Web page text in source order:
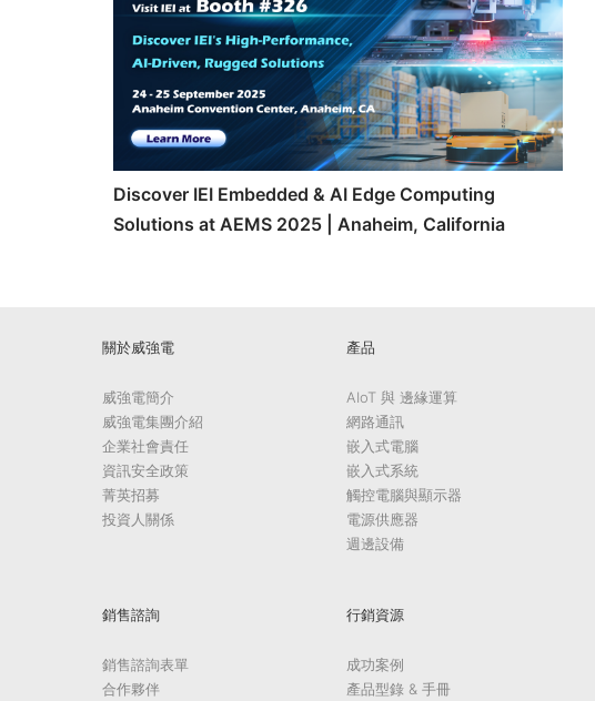
Discover IEI Embedded & AI Edge Computing
Solutions at AEMS 2025 | Anaheim, California
關於威強電
威強電簡介
威強電集團介紹
企業社會責任
資訊安全政策
菁英招募
投資人關係
產品
AIoT 與 邊緣運算
網路通訊
嵌入式電腦
嵌入式系統
觸控電腦與顯示器
電源供應器
週邊設備
銷售諮詢
銷售諮詢表單
合作夥伴
行銷資源
成功案例
產品型錄 & 手冊